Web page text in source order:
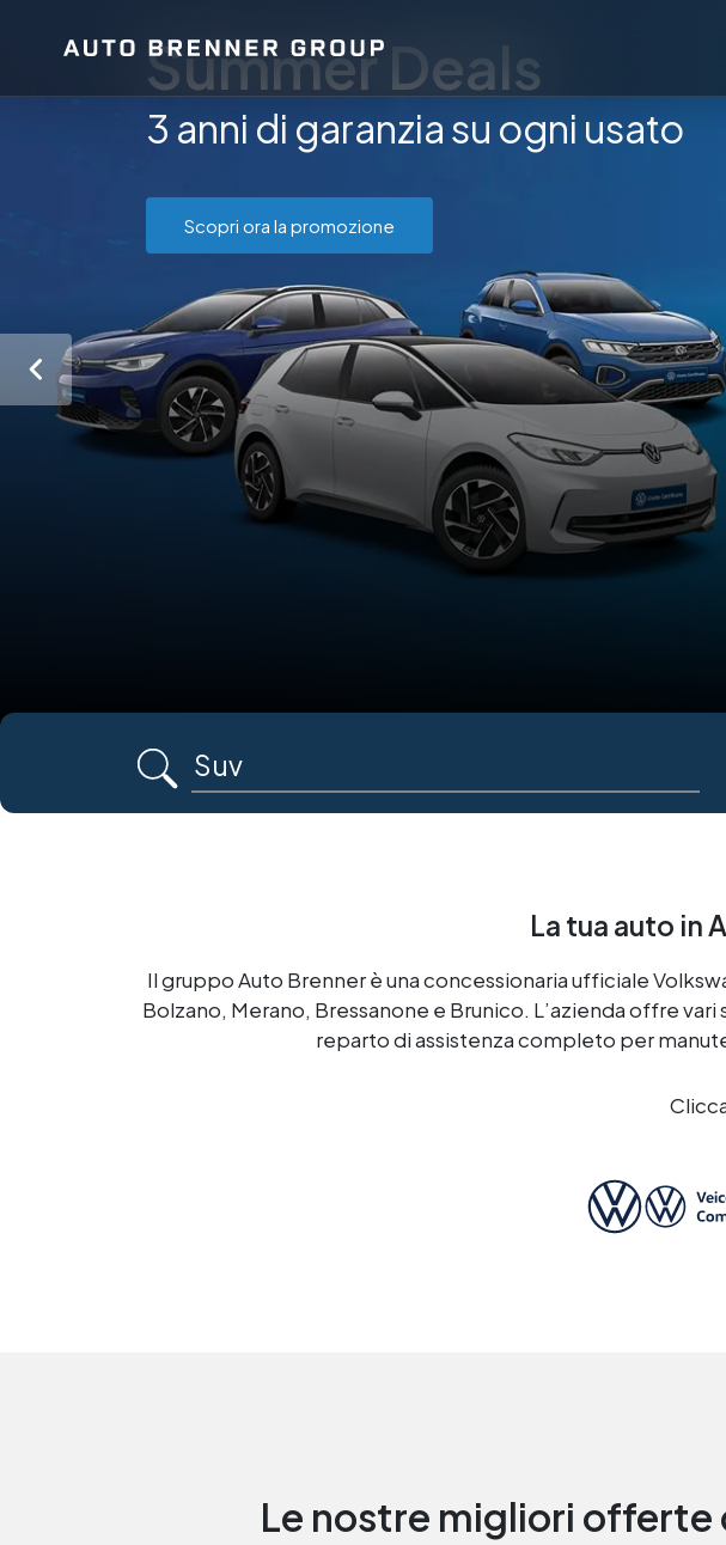
Summer Deals
3 anni di garanzia su ogni usato
Scopri ora la promozione
La tua auto in
Il gruppo Auto Brenner è una concessionaria ufficiale
Bolzano, Merano, Bressanone e Brunico. L’azienda offre
reparto di assistenza completo per
Le nostre migliori offerte